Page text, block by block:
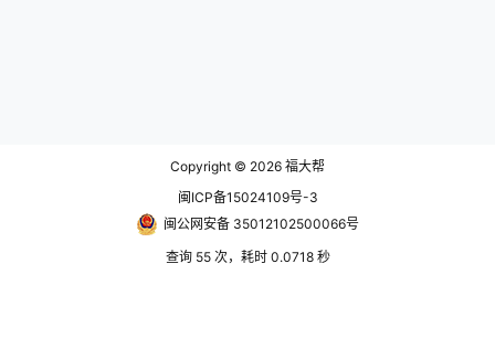
Copyright © 2026 福大帮
闽ICP备15024109号-3
闽公网安备 35012102500066号
查询 55 次，耗时 0.0718 秒